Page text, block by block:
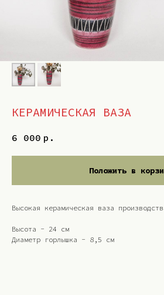
КЕРАМИЧЕСКАЯ ВАЗА
6 000 р.
Положить в
Высокая керамическая ваза
Высота - 24 см
Диаметр горлышка - 8,5 см